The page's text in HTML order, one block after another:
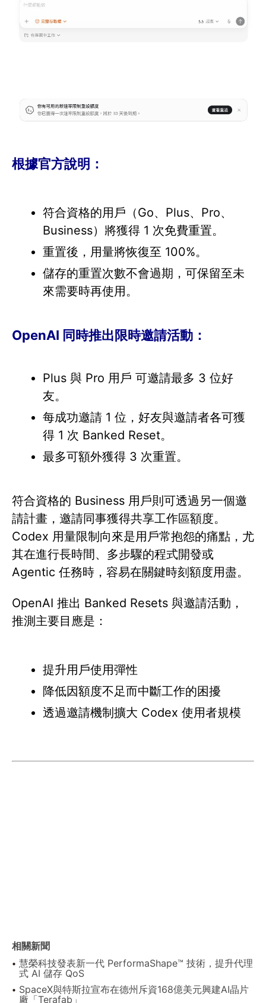
根據官方說明：
符合資格的用戶（Go、Plus、Pro、
Business）將獲得 1 次免費重置。
重置後，用量將恢復至 100%。
儲存的重置次數不會過期，可保留至未
來需要時再使用。
OpenAI 同時推出限時邀請活動：
Plus 與 Pro 用戶 可邀請最多 3 位好
友。
每成功邀請 1 位，好友與邀請者各可獲
得 1 次 Banked Reset。
最多可額外獲得 3 次重置。
符合資格的 Business 用戶則可透過另一個邀
請計畫，邀請同事獲得共享工作區額度。
Codex 用量限制向來是用戶常抱怨的痛點，尤
其在進行長時間、多步驟的程式開發或
Agentic 任務時，容易在關鍵時刻額度用盡。
OpenAI 推出 Banked Resets 與邀請活動，
推測主要目應是：
提升用戶使用彈性
降低因額度不足而中斷工作的困擾
透過邀請機制擴大 Codex 使用者規模
相關新聞
慧榮科技發表新一代 PerformaShape™ 技術，提升代理
式 AI 儲存 QoS
SpaceX與特斯拉宣布在德州斥資168億美元興建AI晶片
廠「Terafab」